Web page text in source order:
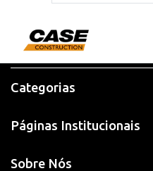
Categorias
Páginas Institucionais
Sobre Nós